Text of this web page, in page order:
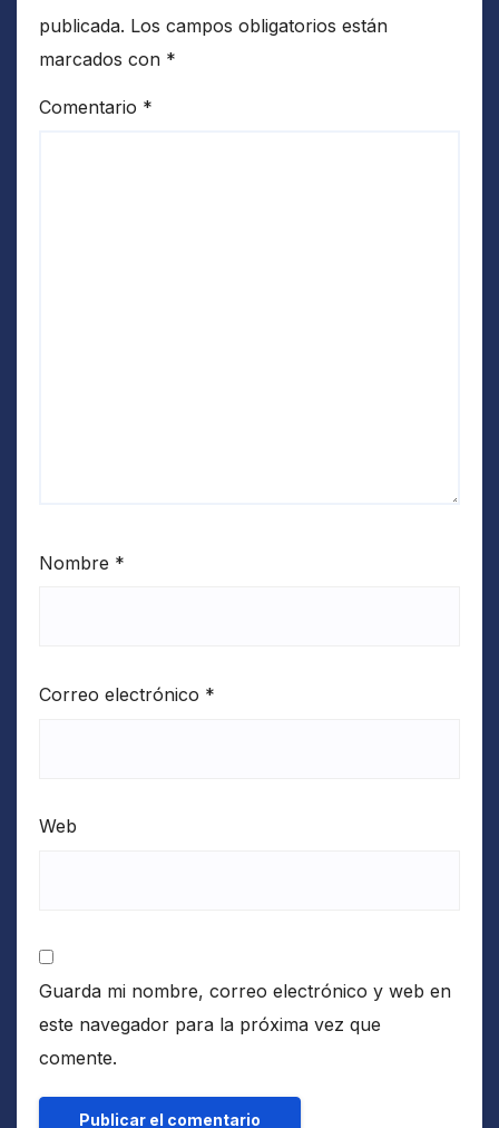
publicada. Los campos obligatorios están
marcados con *
Comentario *
Nombre *
Correo electrónico *
Web
Guarda mi nombre, correo electrónico y web en
este navegador para la próxima vez que
comente.